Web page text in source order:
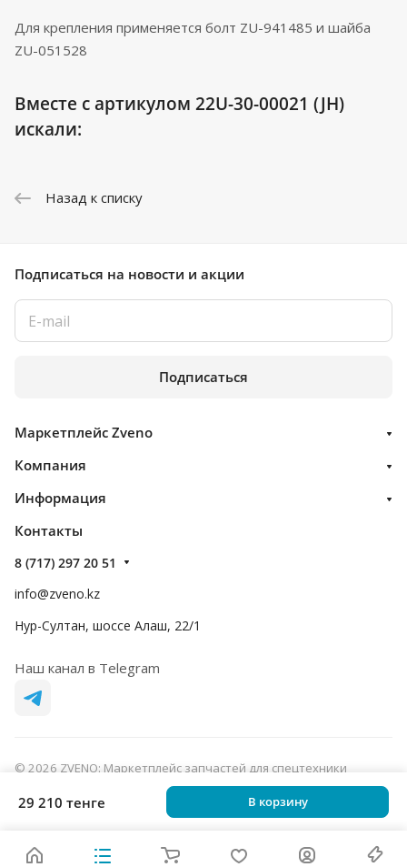
29 210 тенге В корзину
Для крепления применяется болт ZU-941485 и шайба
ZU-051528
Вместе с артикулом 22U-30-00021 (JH)
искали:
Назад к списку
Подписаться на новости и акции
Подписаться
Маркетплейс Zveno
Компания
Информация
Контакты
8 (717) 297 20 51
info@zveno.kz
Нур-Султан, шоссе Алаш, 22/1
Наш канал в Telegram
© 2026 ZVENO: Маркетплейс запчастей для спецтехники
Конфиденциальность